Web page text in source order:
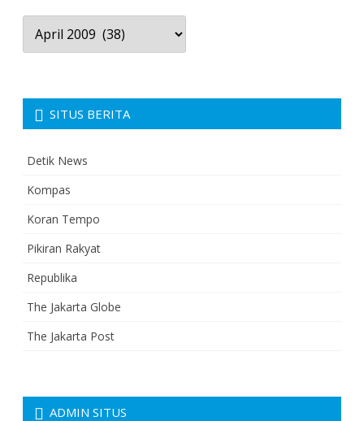
Arsip
Berita
SITUS BERITA
Detik News
Kompas
Koran Tempo
Pikiran Rakyat
Republika
The Jakarta Globe
The Jakarta Post
ADMIN SITUS